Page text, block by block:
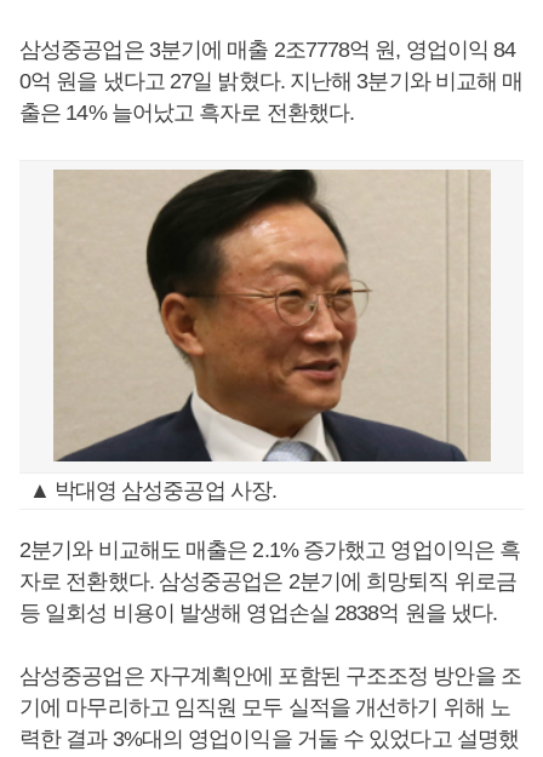
삼성중공업은 3분기에 매출 2조7778억 원, 영업이익 84
0억 원을 냈다고 27일 밝혔다. 지난해 3분기와 비교해 매
출은 14% 늘어났고 흑자로 전환했다.
▲ 박대영 삼성중공업 사장.
2분기와 비교해도 매출은 2.1% 증가했고 영업이익은 흑
자로 전환했다. 삼성중공업은 2분기에 희망퇴직 위로금
등 일회성 비용이 발생해 영업손실 2838억 원을 냈다.
삼성중공업은 자구계획안에 포함된 구조조정 방안을 조
기에 마무리하고 임직원 모두 실적을 개선하기 위해 노
력한 결과 3%대의 영업이익을 거둘 수 있었다고 설명했